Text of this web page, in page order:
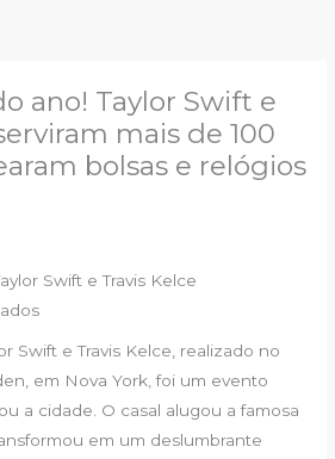
ano! Taylor Swift e
mais de 100
bolsas e relógios
Swift e Travis Kelce
Swift e Travis Kelce, realizado no
em Nova York, foi um evento
a cidade. O casal alugou a famosa
em um deslumbrante